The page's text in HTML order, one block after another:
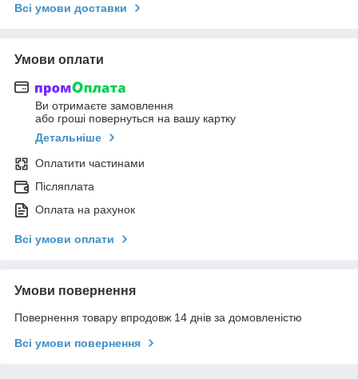
Всі умови доставки
Умови оплати
Ви отримаєте замовлення
або гроші повернуться на вашу картку
Детальніше
Оплатити частинами
Післяплата
Оплата на рахунок
Всі умови оплати
Умови повернення
Повернення товару впродовж 14 днів за домовленістю
Всі умови повернення